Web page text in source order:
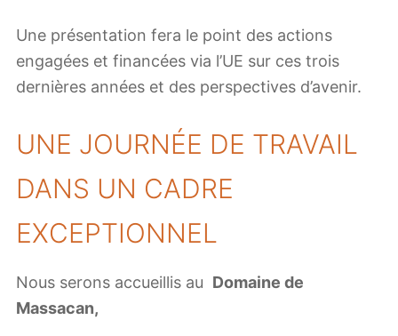
Une présentation fera le point des actions
engagées et financées via l’UE sur ces trois
dernières années et des perspectives d’avenir.
UNE JOURNÉE DE TRAVAIL
DANS UN CADRE
EXCEPTIONNEL
Nous serons accueillis au Domaine de
Massacan,